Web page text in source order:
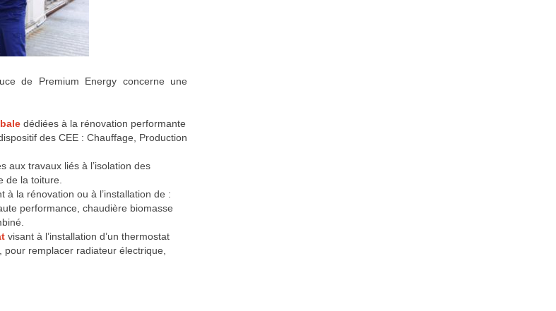
de Premium Energy concerne une
dédiées à la rénovation performante
des CEE : Chauffage, Production
aux travaux liés à l’isolation des
de la toiture.
à la rénovation ou à l’installation de :
performance, chaudière biomasse
visant à l’installation d’un thermostat
remplacer radiateur électrique,